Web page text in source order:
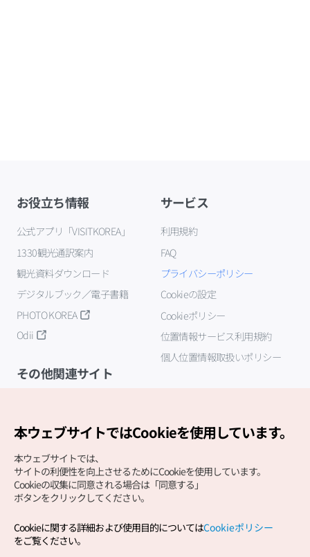
お役立ち情報
公式アプリ「VISITKOREA」
1330観光通訳案内
観光資料ダウンロード
デジタルブック／電子書籍
PHOTO KOREA
Odii
サービス
利用規約
FAQ
プライバシーポリシー
Cookieの設定
Cookieポリシー
位置情報サービス利用規約
個人位置情報取扱いポリシー
その他関連サイト
Copyright (c) Korea Tourism Organization All Rights
本ウェブサイトではCookieを使用しています。
本ウェブサイトでは、
サイトの利便性を向上させるためにCookieを使用しています。
Cookieの収集に同意される場合は「同意する」
ボタンをクリックしてください。
Cookieに関する詳細および使用目的についてはCookieポリシー
をご覧ください。